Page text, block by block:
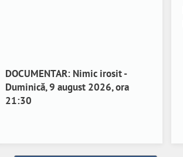
DOCUMENTAR: Nimic irosit -
Duminică, 9 august 2026, ora
21:30